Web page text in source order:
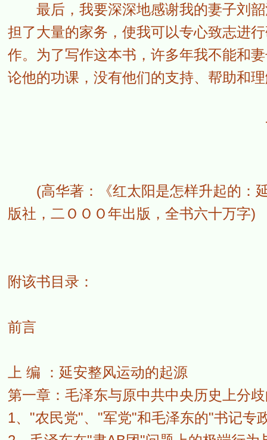
最后，我要深深地感谢我的妻子刘韶
担了大量的家务，使我可以专心致志进
作。为了写作这本书，许多年我不能和
论他的功课，没有他们的支持、帮助和
一九九九年六
(高华著：《红太阳是怎样升起的：
版社，二ＯＯＯ年出版，全书六十万字)
附该书目录：
前言
上 编 ：延安整风运动的起源
第一章：毛泽东与原中共中央历史上分
1、"农民党"、"军党"和毛泽东的"书记专